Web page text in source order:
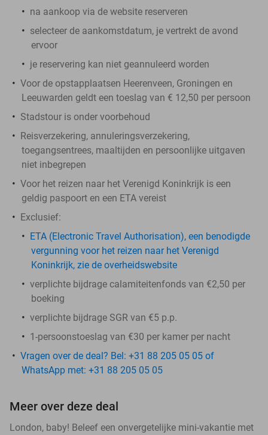
na aankoop via de website reserveren
selecteer de aankomstdatum, je vertrekt de avond
ervoor
je reservering kan niet geannuleerd worden
Voor de opstapplaatsen Heerenveen, Groningen en
Leeuwarden geldt een toeslag van € 12,50 per persoon
Stadstour is onder voorbehoud
Reisverzekering, annuleringsverzekering,
toegangsentrees, maaltijden en persoonlijke uitgaven
niet inbegrepen
Voor het reizen naar het Verenigd Koninkrijk is een
geldig paspoort en een ETA vereist
Exclusief:
ETA (Electronic Travel Authorisation), een benodigde
vergunning voor het reizen naar het Verenigd
Koninkrijk, zie de overheidswebsite
verplichte bijdrage calamiteitenfonds van €2,50 per
boeking
verplichte bijdrage SGR van €5 p.p.
1-persoonstoeslag van €30 per kamer per nacht
Vragen over de deal? Bel: +31 88 205 05 05 of
WhatsApp met: +31 88 205 05 05
Meer over deze deal
London, baby! Beleef een onvergetelijke mini-vakantie met